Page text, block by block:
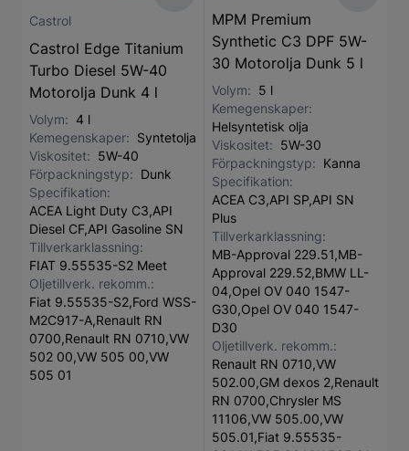
Castrol
Castrol Edge Titanium
Turbo Diesel 5W-40
Motorolja Dunk 4 l
Volym: 4 l
Kemegenskaper: Syntetolja
Viskositet: 5W-40
Förpackningstyp: Dunk
Specifikation:
ACEA Light Duty C3,API
Diesel CF,API Gasoline SN
Tillverkarklassning:
FIAT 9.55535-S2 Meet
Oljetillverk. rekomm.:
Fiat 9.55535-S2,Ford WSS-
M2C917-A,Renault RN
0700,Renault RN 0710,VW
502 00,VW 505 00,VW
505 01
MPM Premium
Synthetic C3 DPF 5W-
30 Motorolja Dunk 5 l
Volym: 5 l
Kemegenskaper:
Helsyntetisk olja
Viskositet: 5W-30
Förpackningstyp: Kanna
Specifikation:
ACEA C3,API SP,API SN
Plus
Tillverkarklassning:
MB-Approval 229.51,MB-
Approval 229.52,BMW LL-
04,Opel OV 040 1547-
G30,Opel OV 040 1547-
D30
Oljetillverk. rekomm.:
Renault RN 0710,VW
502.00,GM dexos 2,Renault
RN 0700,Chrysler MS
11106,VW 505.00,VW
505.01,Fiat 9.55535-